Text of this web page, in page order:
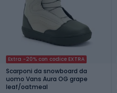
Extra -20% con codice EXTRA
Scarponi da snowboard da
uomo Vans Aura OG grape
leaf/oatmeal